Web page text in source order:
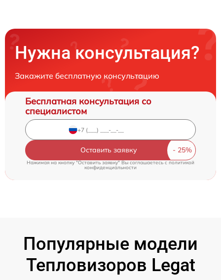
Нужна консультация?
Закажите бесплатную консультацию
Бесплатная консультация со
специалистом
Оставить заявку
Нажимая на кнопку "Оставить заявку" Вы соглашаетесь c политикой
конфиденциальности
Популярные модели
Тепловизоров Legat